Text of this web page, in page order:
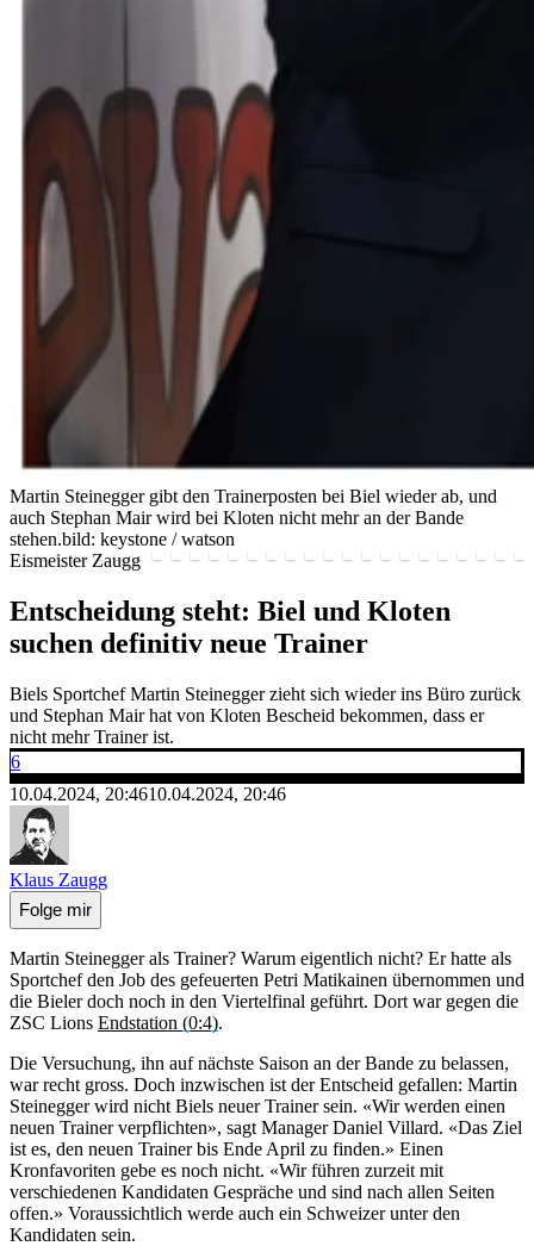
Martin Steinegger gibt den Trainerposten bei Biel wieder ab, und
auch Stephan Mair wird bei Kloten nicht mehr an der Bande
stehen.bild: keystone / watson
Eismeister Zaugg
Entscheidung steht: Biel und Kloten
suchen definitiv neue Trainer
Biels Sportchef Martin Steinegger zieht sich wieder ins Büro zurück
und Stephan Mair hat von Kloten Bescheid bekommen, dass er
nicht mehr Trainer ist.
6
10.04.2024, 20:4610.04.2024, 20:46
Klaus Zaugg
Folge mir
Martin Steinegger als Trainer? Warum eigentlich nicht? Er hatte als
Sportchef den Job des gefeuerten Petri Matikainen übernommen und
die Bieler doch noch in den Viertelfinal geführt. Dort war gegen die
ZSC Lions Endstation (0:4).
Die Versuchung, ihn auf nächste Saison an der Bande zu belassen,
war recht gross. Doch inzwischen ist der Entscheid gefallen: Martin
Steinegger wird nicht Biels neuer Trainer sein. «Wir werden einen
neuen Trainer verpflichten», sagt Manager Daniel Villard. «Das Ziel
ist es, den neuen Trainer bis Ende April zu finden.» Einen
Kronfavoriten gebe es noch nicht. «Wir führen zurzeit mit
verschiedenen Kandidaten Gespräche und sind nach allen Seiten
offen.» Voraussichtlich werde auch ein Schweizer unter den
Kandidaten sein.